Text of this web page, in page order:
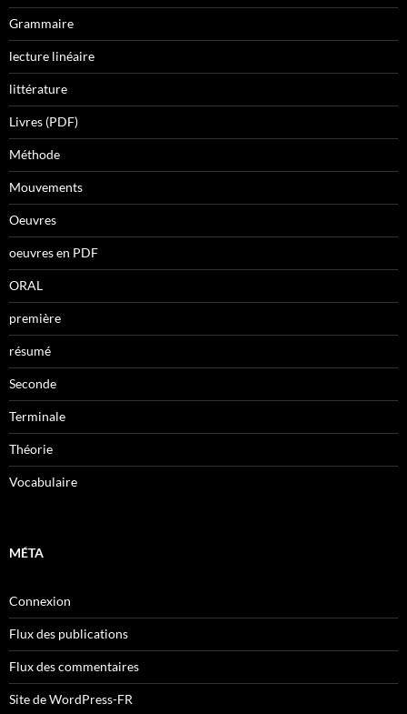
Grammaire
lecture linéaire
littérature
Livres (PDF)
Méthode
Mouvements
Oeuvres
oeuvres en PDF
ORAL
première
résumé
Seconde
Terminale
Théorie
Vocabulaire
MÉTA
Connexion
Flux des publications
Flux des commentaires
Site de WordPress-FR